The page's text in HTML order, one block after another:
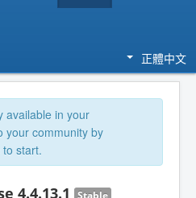
正體中文
available in your
your community by
to start.
4.4.13.1 Stable